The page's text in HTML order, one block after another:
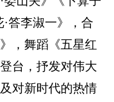
答李淑一》，合
，舞蹈《五星红
台，抒发对伟大
对新时代的热情